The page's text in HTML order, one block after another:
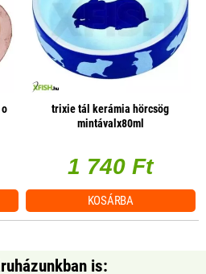
trixie tál kerámia hörcsög
mintávalx80ml
1 740 Ft
KOSÁRBA
is: